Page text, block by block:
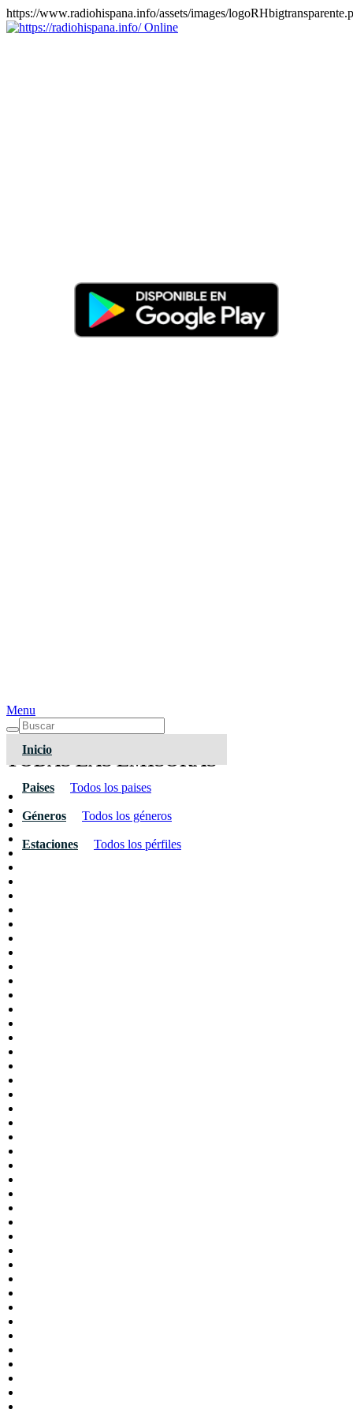
https://www.radiohispana.info/assets/images/
Online
Menu
Inicio
Paises Todos los paises
Géneros Todos los géneros
Estaciones Todos los pérfiles
TODAS LAS EMISORAS